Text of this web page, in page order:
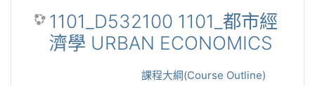
1101_D532100 1101_都市經
濟學 URBAN ECONOMICS
課程大綱(Course Outline)